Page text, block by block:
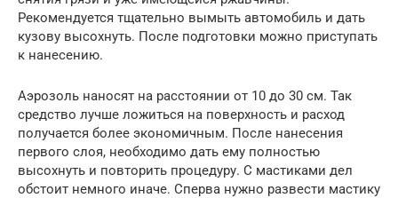
Рекомендуется тщательно вымыть автомобиль и дать
кузову высохнуть. После подготовки можно приступать
к нанесению.
Аэрозоль наносят на расстоянии от 10 до 30 см. Так
средство лучше ложиться на поверхность и расход
получается более экономичным. После нанесения
первого слоя, необходимо дать ему полностью
высохнуть и повторить процедуру. С мастиками дел
обстоит немного иначе. Сперва нужно развести мастику